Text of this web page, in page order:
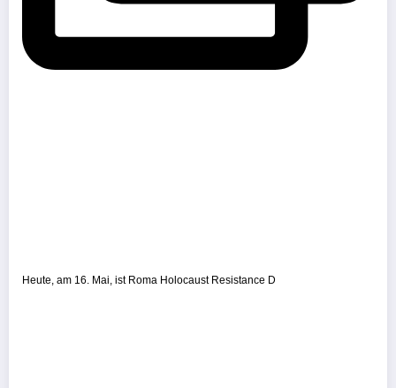
Heute, am 16. Mai, ist Roma Holocaust Resistance D